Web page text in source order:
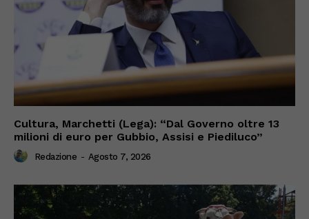
Cultura, Marchetti (Lega): “Dal Governo oltre 13
milioni di euro per Gubbio, Assisi e Piediluco”
Redazione - Agosto 7, 2026